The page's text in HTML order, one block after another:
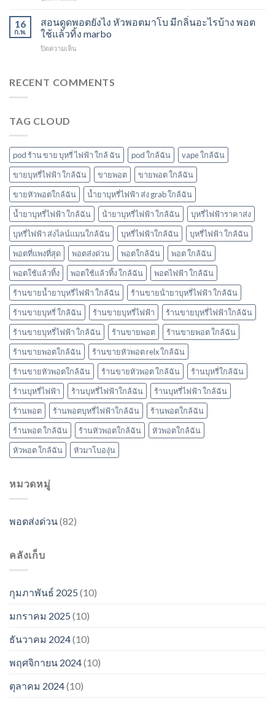
พอ
ตมา
ใช้
แล้ว
พอต
ชาร์จ
นาที
puff
switch
พอต
ใช้
แล้ว
sparkling
16
ก.พ.
สอนดูดพอตยังไง หัวพอตมาโบ มีกลิ่นอะไรบ้าง พอต
ใช้แล้วทิ้ง marbo
ปิดความเห็น
พอ
โบ
มี
กลิ่น
อะไร
พอต
ใช้
แล้ว
ทิ้ง
marbo
RECENT COMMENTS
TAG CLOUD
pod ร้าน ขาย บุหรี่ ไฟฟ้า ใกล้ ฉัน pod ใกล้ฉัน
vape ใกล้ฉัน
ขายบุหรี่ไฟฟ้า ใกล้ฉัน
ขายพอต
ขายพอต ใกล้ฉัน
ขายหัวพอตใกล้ฉัน
น้ำยาบุหรี่ไฟฟ้า ส่ง grab ใกล้ฉัน
น้ำยาบุหรี่ไฟฟ้า ใกล้ฉัน
น้ํายาบุหรี่ไฟฟ้า ใกล้ฉัน
บุหรี่ไฟฟ้าราคาส่ง
บุหรี่ไฟฟ้า ส่งไลน์แมนใกล้ฉัน
บุหรี่ไฟฟ้าใกล้ฉัน
บุหรี่ไฟฟ้า ใกล้ฉัน
พอตที่แพงที่สุด
พอตส่งด่วน พอตใกล้ฉัน
พอต ใกล้ฉัน
พอตใช้แล้วทิ้ง
พอตใช้แล้วทิ้ง ใกล้ฉัน
พอตไฟฟ้า ใกล้ฉัน
ร้านขายน้ำยาบุหรี่ไฟฟ้า ใกล้ฉัน
ร้านขายน้ํายาบุหรี่ไฟฟ้า ใกล้ฉัน
ร้านขายบุหรี่ ใกล้ฉัน
ร้านขายบุหรี่ไฟฟ้า
ร้านขายบุหรี่ไฟฟ้าใกล้ฉัน
ร้านขายบุหรี่ไฟฟ้า ใกล้ฉัน
ร้านขายพอต
ร้านขายพอต ใกล้ฉัน
ร้านขายพอตใกล้ฉัน
ร้านขายหัวพอต relx ใกล้ฉัน
ร้านขายหัวพอตใกล้ฉัน
ร้านขายหัวพอต ใกล้ฉัน
ร้านบุหรี่ใกล้ฉัน
ร้านบุหรี่ไฟฟ้า
ร้านบุหรี่ไฟฟ้าใกล้ฉัน
ร้านบุหรี่ไฟฟ้า ใกล้ฉัน
ร้านพอต
ร้านพอตบุหรี่ไฟฟ้าใกล้ฉัน
ร้านพอตใกล้ฉัน
ร้านพอต ใกล้ฉัน
ร้านหัวพอตใกล้ฉัน
หัวพอตใกล้ฉัน
หัวพอต ใกล้ฉัน
หัวมาโบองุ่น
หมวดหมู่
พอตส่งด่วน(82)
คลังเก็บ
กุมภาพันธ์ 2025 (10)
มกราคม 2025 (10)
ธันวาคม 2024(10)
พฤศจิกายน 2024(10)
ตุลาคม 2024(10)